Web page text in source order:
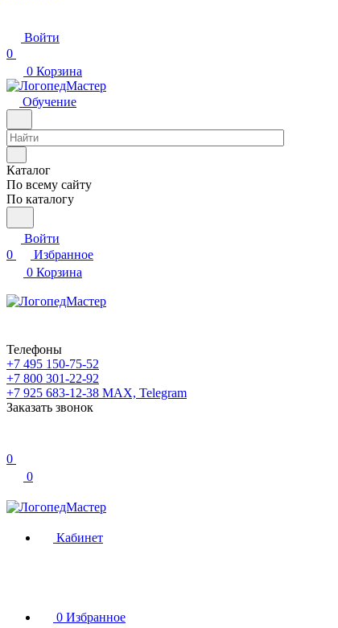
Войти
0
0 Корзина
Обучение
Каталог
По всему сайту
По каталогу
Войти
0
Избранное
0 Корзина
Телефоны
+7 495 150-75-52
+7 800 301-22-92
+7 925 683-12-38 MAX, Telegram
Заказать звонок
0
0
Кабинет
0 Избранное